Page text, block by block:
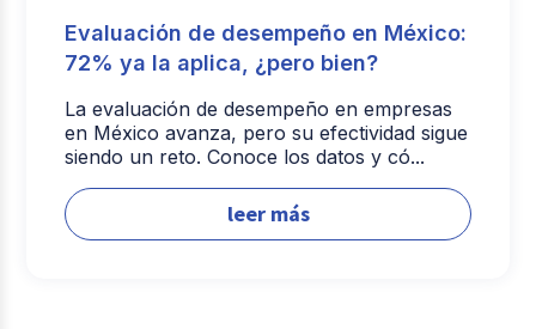
Evaluación de desempeño en México:
72% ya la aplica, ¿pero bien?
La evaluación de desempeño en empresas
en México avanza, pero su efectividad sigue
siendo un reto. Conoce los datos y có...
leer más